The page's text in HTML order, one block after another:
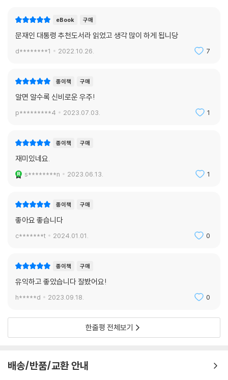
eBook 구매
문재인 대통령 추천도서라 읽었고 생각 많이 하게 됩니당
d********1 2022.10.26. 7
종이책 구매
알면 알수록 신비로운 우주!
p*********4 2023.07.03. 1
종이책 구매
재미있네요.
s********n 2023.06.13. 1
종이책 구매
좋아요 좋습니다
c*******t 2024.01.01. 0
종이책 구매
유익하고 좋았습니다 잘봤어요!
h*****d 2023.09.18. 0
한줄평 전체보기
배송/반품/교환 안내